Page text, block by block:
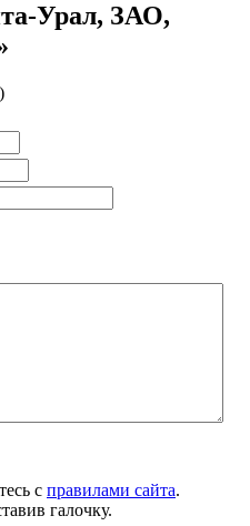
Урал, ЗАО,
с правилами сайта.
галочку.